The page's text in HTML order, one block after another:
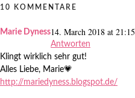
10 KOMMENTARE
Marie Dyness14. March 2018 at 21:15
Antworten
Klingt wirklich sehr gut!
Alles Liebe, Marie💗
http://mariedyness.blogspot.de/